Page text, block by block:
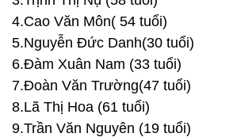
4.Cao Văn Môn( 54 tuổi)
5.Nguyễn Đức Danh(30 tuổi)
6.Đàm Xuân Nam (33 tuổi)
7.Đoàn Văn Trường(47 tuổi)
8.Lã Thị Hoa (61 tuổi)
9.Trần Văn Nguyên (19 tuổi)